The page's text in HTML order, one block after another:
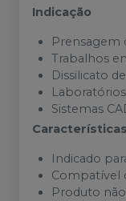
Indicação
Prensagem
Trabalhos
Dissilicato
Sistemas
Características
Indicado
Compatível
Produto